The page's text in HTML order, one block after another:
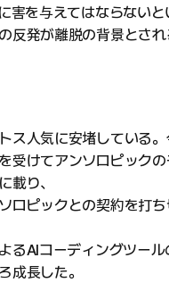
害を与えてはならないと
反発が離脱の背景とされ
ス人気に安堵している。
受けてアンソロピック
載り、
ロピックとの契約を打
るAIコーディングツール
成長した。